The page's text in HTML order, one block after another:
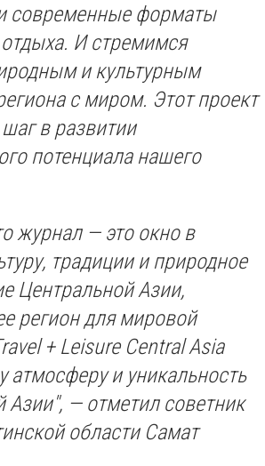
современные форматы
отдыха. И стремимся
и культурным
с миром. Этот проект
в развитии
потенциала нашего
журнал — это окно в
традиции и природное
Центральной Азии,
регион для мировой
+ Leisure Central Asia
атмосферу и уникальность
Азии", — отметил советник
области Самат